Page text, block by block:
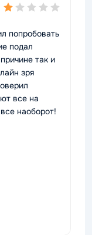
попробовать
подал
так и
зря
все на
наоборот!